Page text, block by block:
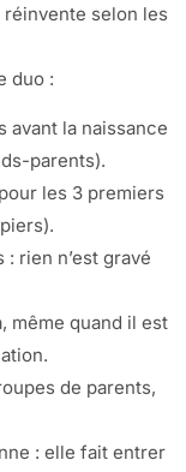
selon les
duo :
avant la naissance
parents).
les 3 premiers
rien n’est gravé
même quand il est
de parents,
: elle fait entrer